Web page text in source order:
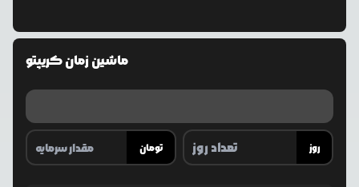
ماشین زمان کریپتو
تومان روز